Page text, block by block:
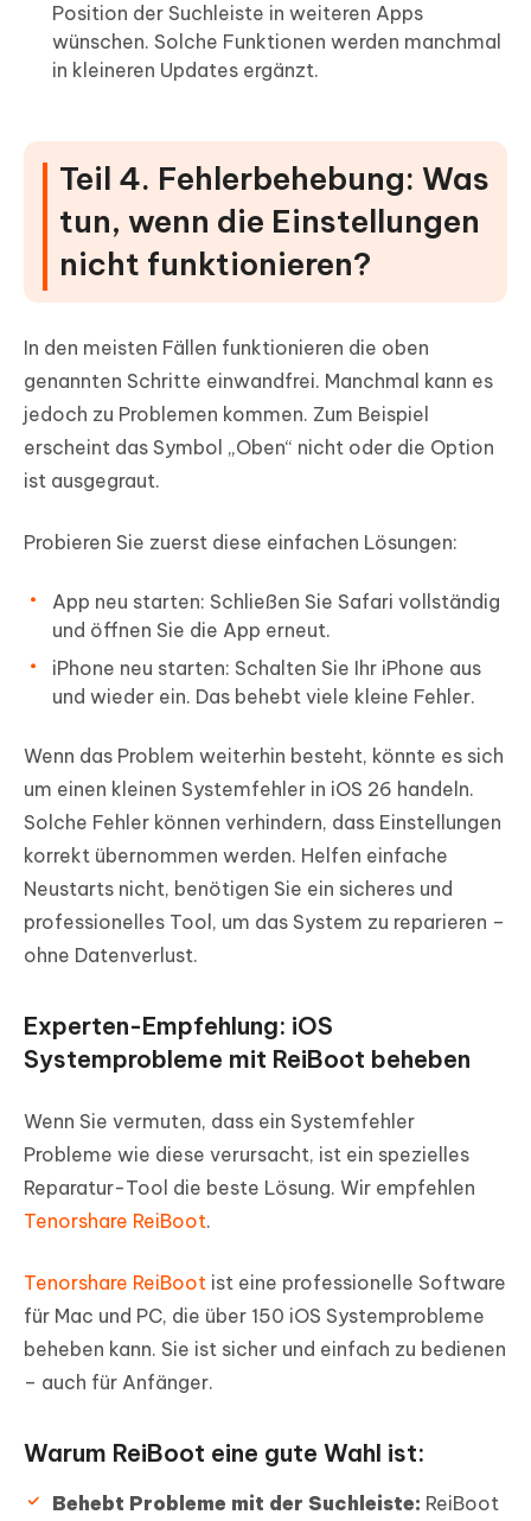
Position der Suchleiste in weiteren Apps
wünschen. Solche Funktionen werden manchmal
in kleineren Updates ergänzt.
Teil 4. Fehlerbehebung: Was
tun, wenn die Einstellungen
nicht funktionieren?
In den meisten Fällen funktionieren die oben
genannten Schritte einwandfrei. Manchmal kann es
jedoch zu Problemen kommen. Zum Beispiel
erscheint das Symbol „Oben“ nicht oder die Option
ist ausgegraut.
Probieren Sie zuerst diese einfachen Lösungen:
App neu starten: Schließen Sie Safari vollständig
und öffnen Sie die App erneut.
iPhone neu starten: Schalten Sie Ihr iPhone aus
und wieder ein. Das behebt viele kleine Fehler.
Wenn das Problem weiterhin besteht, könnte es sich
um einen kleinen Systemfehler in iOS 26 handeln.
Solche Fehler können verhindern, dass Einstellungen
korrekt übernommen werden. Helfen einfache
Neustarts nicht, benötigen Sie ein sicheres und
professionelles Tool, um das System zu reparieren –
ohne Datenverlust.
Experten-Empfehlung: iOS
Systemprobleme mit ReiBoot beheben
Wenn Sie vermuten, dass ein Systemfehler
Probleme wie diese verursacht, ist ein spezielles
Reparatur-Tool die beste Lösung. Wir empfehlen
Tenorshare ReiBoot.
Tenorshare ReiBoot ist eine professionelle Software
für Mac und PC, die über 150 iOS Systemprobleme
beheben kann. Sie ist sicher und einfach zu bedienen
– auch für Anfänger.
Warum ReiBoot eine gute Wahl ist:
Behebt Probleme mit der Suchleiste: ReiBoot